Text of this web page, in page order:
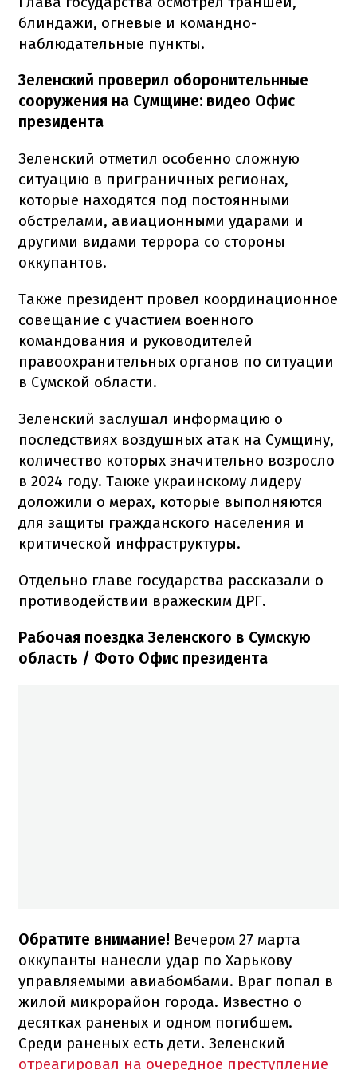
блиндажи, огневые и командно-
наблюдательные пункты.
Зеленский проверил оборонительнные
сооружения на Сумщине: видео Офис
президента
Зеленский отметил особенно сложную
ситуацию в приграничных регионах,
которые находятся под постоянными
обстрелами, авиационными ударами и
другими видами террора со стороны
оккупантов.
Также президент провел координационное
совещание с участием военного
командования и руководителей
правоохранительных органов по ситуации
в Сумской области.
Зеленский заслушал информацию о
последствиях воздушных атак на Сумщину,
количество которых значительно возросло
в 2024 году. Также украинскому лидеру
доложили о мерах, которые выполняются
для защиты гражданского населения и
критической инфраструктуры.
Отдельно главе государства рассказали о
противодействии вражеским ДРГ.
Рабочая поездка Зеленского в Сумскую
область / Фото Офис президента
Обратите внимание! Вечером 27 марта
оккупанты нанесли удар по Харькову
управляемыми авиабомбами. Враг попал в
жилой микрорайон города. Известно о
десятках раненых и одном погибшем.
Среди раненых есть дети. Зеленский
отреагировал на очередное преступление